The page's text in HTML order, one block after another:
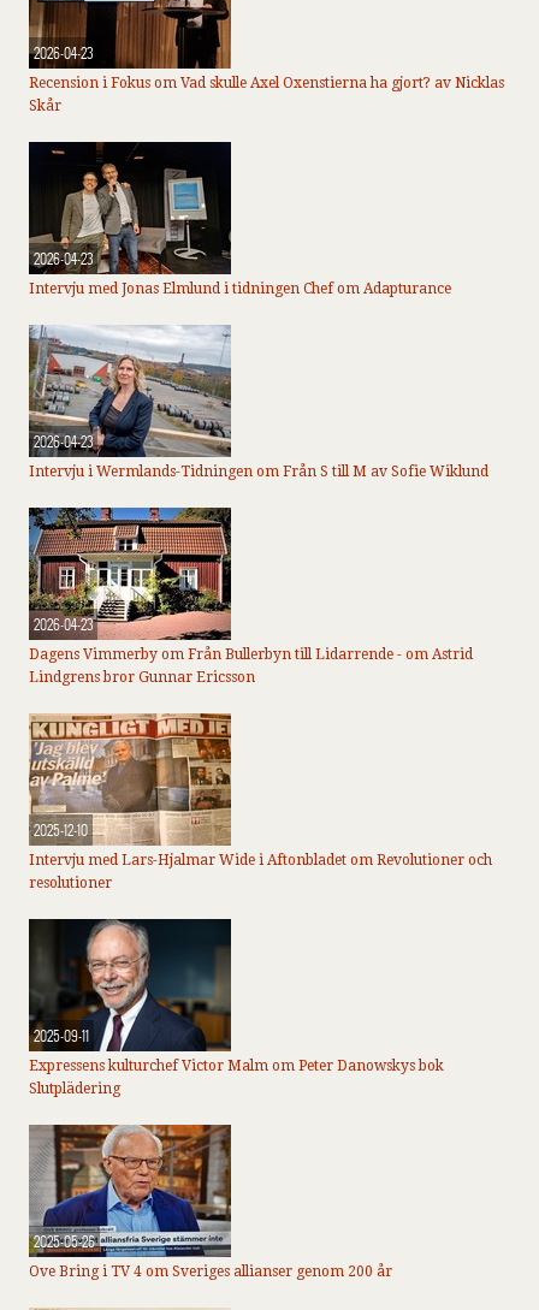
2026-04-23
Recension i Fokus om Vad skulle Axel Oxenstierna ha gjort? av Nicklas
Skår
2026-04-23
Intervju med Jonas Elmlund i tidningen Chef om Adapturance
2026-04-23
Intervju i Wermlands-Tidningen om Från S till M av Sofie Wiklund
2026-04-23
Dagens Vimmerby om Från Bullerbyn till Lidarrende - om Astrid
Lindgrens bror Gunnar Ericsson
2025-12-10
Intervju med Lars-Hjalmar Wide i Aftonbladet om Revolutioner och
resolutioner
2025-09-11
Expressens kulturchef Victor Malm om Peter Danowskys bok
Slutplädering
2025-05-26
Ove Bring i TV 4 om Sveriges allianser genom 200 år